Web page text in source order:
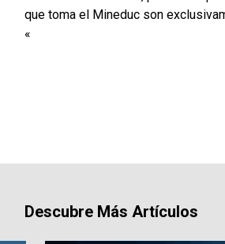
que toma el Mineduc son
«
Descubre Más Artículos